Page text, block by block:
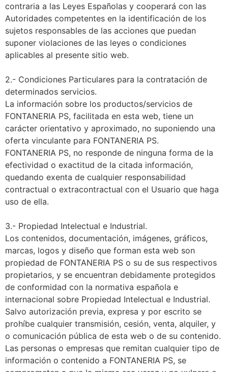
contraria a las Leyes Españolas y cooperará con las
Autoridades competentes en la identificación de los
sujetos responsables de las acciones que puedan
suponer violaciones de las leyes o condiciones
aplicables al presente sitio web.
2.- Condiciones Particulares para la contratación de
determinados servicios.
La información sobre los productos/servicios de
FONTANERIA PS, facilitada en esta web, tiene un
carácter orientativo y aproximado, no suponiendo una
oferta vinculante para FONTANERIA PS.
FONTANERIA PS, no responde de ninguna forma de la
efectividad o exactitud de la citada información,
quedando exenta de cualquier responsabilidad
contractual o extracontractual con el Usuario que haga
uso de ella.
3.- Propiedad Intelectual e Industrial.
Los contenidos, documentación, imágenes, gráficos,
marcas, logos y diseño que forman esta web son
propiedad de FONTANERIA PS o su de sus respectivos
propietarios, y se encuentran debidamente protegidos
de conformidad con la normativa española e
internacional sobre Propiedad Intelectual e Industrial.
Salvo autorización previa, expresa y por escrito se
prohíbe cualquier transmisión, cesión, venta, alquiler, y
o comunicación pública de esta web o de su contenido.
Las personas o empresas que remitan cualquier tipo de
información o contenido a FONTANERIA PS, se